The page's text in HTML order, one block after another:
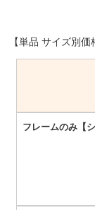
【単品 サイズ別価